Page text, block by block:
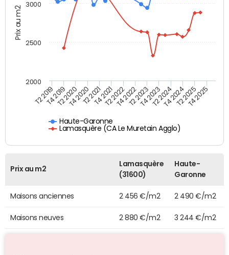
Prix au m2
Haute-Garonne
Lamasquère (CA Le Muretain Agglo)
T2 2019T4 2019T2 2020T4 2020T2 2021T4 2021T2 2022T4 2022T2 2023T4 2023T2 2024T4 2024T2 2025T4 2025
2500
3000
2000
Prix au m2
Lamasquère
(31600)
Haute-
Garonne
Maisons anciennes 2 456 €/m2 2 490 €/m2
Maisons neuves 2 880 €/m2 3 244 €/m2